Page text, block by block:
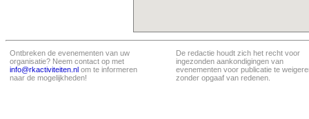
Ontbreken de evenementen van uw
organisatie? Neem contact op met
info@rkactiviteiten.nl om te informeren
naar de mogelijkheden!
De redactie houdt zich het recht voor
ingezonden aankondigingen van
evenementen voor publicatie te
zonder opgaaf van redenen.